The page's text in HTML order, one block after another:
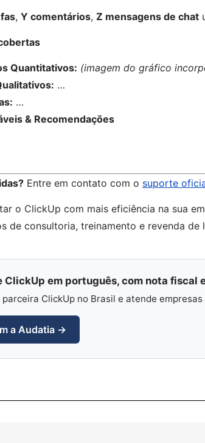
, Y comentários, Z mensagens de chat
Quantitativos: (imagem do gráfico
…
…
& Recomendações
Entre em contato com o suporte
o ClickUp com mais eficiência na sua
de consultoria, treinamento e revenda de
ClickUp em português, com nota fiscal
parceira ClickUp no Brasil e atende
a Audatia →